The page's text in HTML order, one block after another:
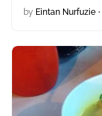
by Eintan Nurfuzie •